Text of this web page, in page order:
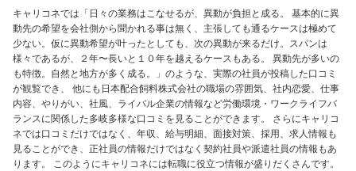
キャリコネでは「日々の業務はこなせるが、異動が負担と成る。 基本的に異
動先の希望を会社側から聞かれる事は無く、主張しても通るケースは極めて
少ない。仮に異動希望が叶ったとしても、次の異動が来るだけ。スパンは
様々であるが、２年〜長いと１０年を越えるケースもある。 異動先が多いの
も特徴。自然と地方が多く成る。」のような、実際の社員が投稿した口コミ
が観覧でき、 他にも日本配合飼料株式会社の職場の雰囲気、社内恋愛、仕事
内容、やりがい、社風、ライバル企業の情報など労働環境・ワークライフバ
ランスに関係した多岐多様な口コミを見ることができます。 さらにキャリコ
ネでは口コミだけではなく、年収、給与明細、面接対策、採用、求人情報も
見ることができ、正社員の情報だけではなく契約社員や派遣社員の情報もあ
ります。 このようにキャリコネには転職に役立つ情報が盛りだくさんです。